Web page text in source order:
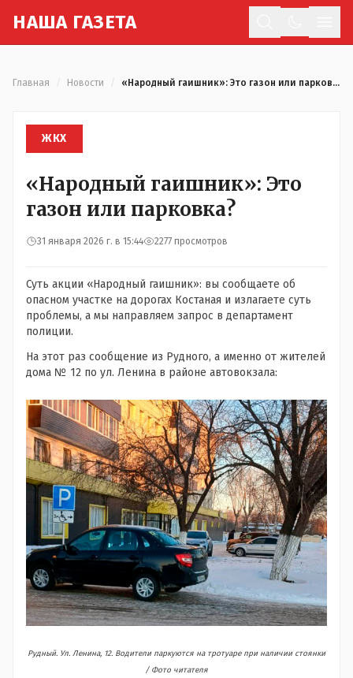
НАША ГАЗЕТА
Главная Новости «Народный гаишник»: Это газон или парковка?
ЖКХ
«Народный гаишник»: Это
газон или парковка?
31 января 2026 г. в 15:44 2277 просмотров
Суть акции «Народный гаишник»: вы сообщаете об
опасном участке на дорогах Костаная и излагаете суть
проблемы, а мы направляем запрос в департамент
полиции.
На этот раз сообщение из Рудного, а именно от жителей
дома № 12 по ул. Ленина в районе автовокзала:
Рудный. Ул. Ленина, 12. Водители паркуются на тротуаре при наличии стоянки
/ Фото читателя